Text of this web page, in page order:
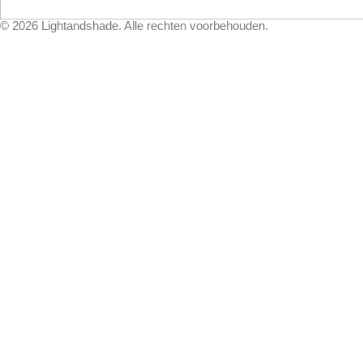
© 2026 Lightandshade. Alle rechten voorbehouden.